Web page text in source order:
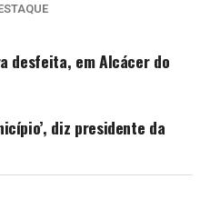
desfeita, em Alcácer do
diz presidente da